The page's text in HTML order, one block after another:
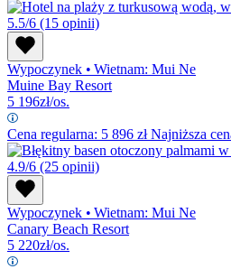
5.5/6 (15 opinii)
Wypoczynek • Wietnam: Mui Ne
Muine Bay Resort
5 196zł/os.
Cena regularna: 5 896 złNajniższa
4.9/6 (25 opinii)
Wypoczynek • Wietnam: Mui Ne
Canary Beach Resort
5 220zł/os.